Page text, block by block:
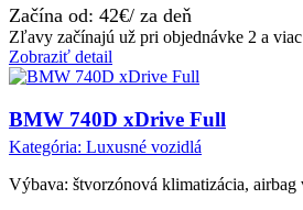
Začína od: 42€/ za deň
Zľavy začínajú už pri objednávke 2 a
Zobraziť detail
BMW 740D xDrive Full
Kategória: Luxusné vozidlá
Výbava: štvorzónová klimatizácia, airbag